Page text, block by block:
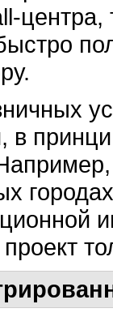
центра,
проект